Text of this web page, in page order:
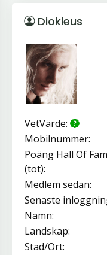
Diokleus
VetVärde:
Mobilnummer:
Poäng Hall Of
(tot):
Medlem sedan:
Senaste
Namn:
Landskap:
Stad/Ort: